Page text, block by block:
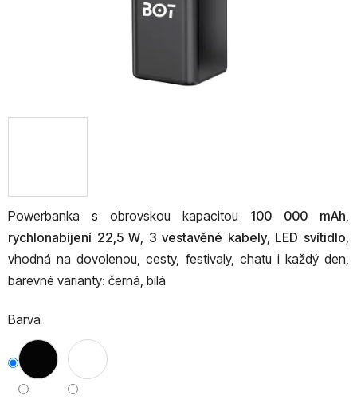
Powerbanka s obrovskou kapacitou 100 000 mAh,
rychlonabíjení 22,5 W, 3 vestavěné kabely, LED svítidlo,
vhodná na dovolenou, cesty, festivaly, chatu i každý den,
barevné varianty: černá, bílá
Barva